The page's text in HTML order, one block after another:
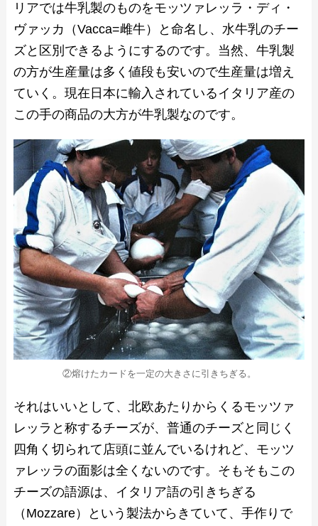
リアでは牛乳製のものをモッツァレッラ・ディ・
ヴァッカ（Vacca=雌牛）と命名し、水牛乳のチー
ズと区別できるようにするのです。当然、牛乳製
の方が生産量は多く値段も安いので生産量は増え
ていく。現在日本に輸入されているイタリア産の
この手の商品の大方が牛乳製なのです。
②熔けたカードを一定の大きさに引きちぎる。
それはいいとして、北欧あたりからくるモッツァ
レッラと称するチーズが、普通のチーズと同じく
四角く切られて店頭に並んでいるけれど、モッツ
ァレッラの面影は全くないのです。そもそもこの
チーズの語源は、イタリア語の引きちぎる
（Mozzare）という製法からきていて、手作りで